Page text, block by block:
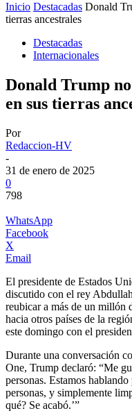
Inicio Destacadas Donald
tierras ancestrales
Destacadas
Internacionales
Donald Trump
en sus tierras
Por
Redaccion-HV
-
31 de enero de 2025
0
798
WhatsApp
Facebook
X
Email
El presidente de Estados
discutido con el rey
reubicar a más de un millón
hacia otros países de la
este domingo con el
Durante una conversación
One, Trump declaró: “Me
personas. Estamos
personas, y simplemente
qué? Se acabó.’”